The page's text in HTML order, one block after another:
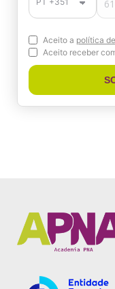
Aceito a política
Aceito receber